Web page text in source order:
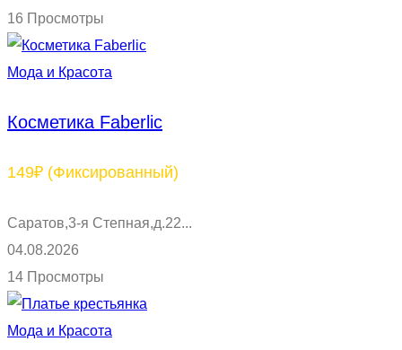
16 Просмотры
Мода и Красота
Косметика Faberlic
149₽ (Фиксированный)
Саратов,3-я Степная,д.22...
04.08.2026
14 Просмотры
Мода и Красота